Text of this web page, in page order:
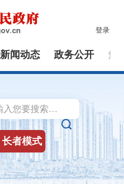
登录
新闻动态 政务公开 解

长者模式